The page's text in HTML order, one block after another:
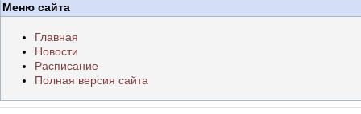
Меню сайта
Главная
Новости
Расписание
Полная версия сайта